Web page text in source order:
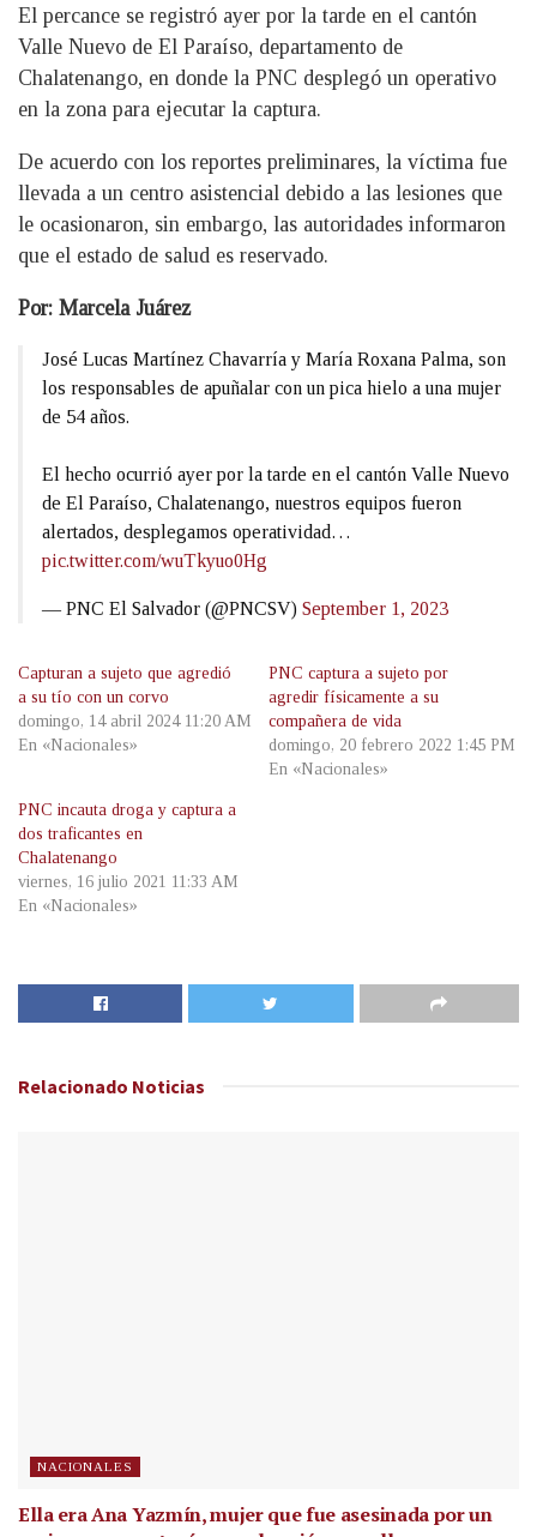
El percance se registró ayer por la tarde en el cantón
Valle Nuevo de El Paraíso, departamento de
Chalatenango, en donde la PNC desplegó un operativo
en la zona para ejecutar la captura.
De acuerdo con los reportes preliminares, la víctima fue
llevada a un centro asistencial debido a las lesiones que
le ocasionaron, sin embargo, las autoridades informaron
que el estado de salud es reservado.
Por: Marcela Juárez
José Lucas Martínez Chavarría y María Roxana Palma, son
los responsables de apuñalar con un pica hielo a una mujer
de 54 años.
El hecho ocurrió ayer por la tarde en el cantón Valle Nuevo
de El Paraíso, Chalatenango, nuestros equipos fueron
alertados, desplegamos operatividad…
pic.twitter.com/wuTkyuo0Hg
— PNC El Salvador (@PNCSV) September 1, 2023
Capturan a sujeto que agredió
a su tío con un corvo
domingo, 14 abril 2024 11:20 AM
En «Nacionales»
PNC captura a sujeto por
agredir físicamente a su
compañera de vida
domingo, 20 febrero 2022 1:45 PM
En «Nacionales»
PNC incauta droga y captura a
dos traficantes en
Chalatenango
viernes, 16 julio 2021 11:33 AM
En «Nacionales»
Relacionado Noticias
NACIONALES
Ella era Ana Yazmín, mujer que fue asesinada por un